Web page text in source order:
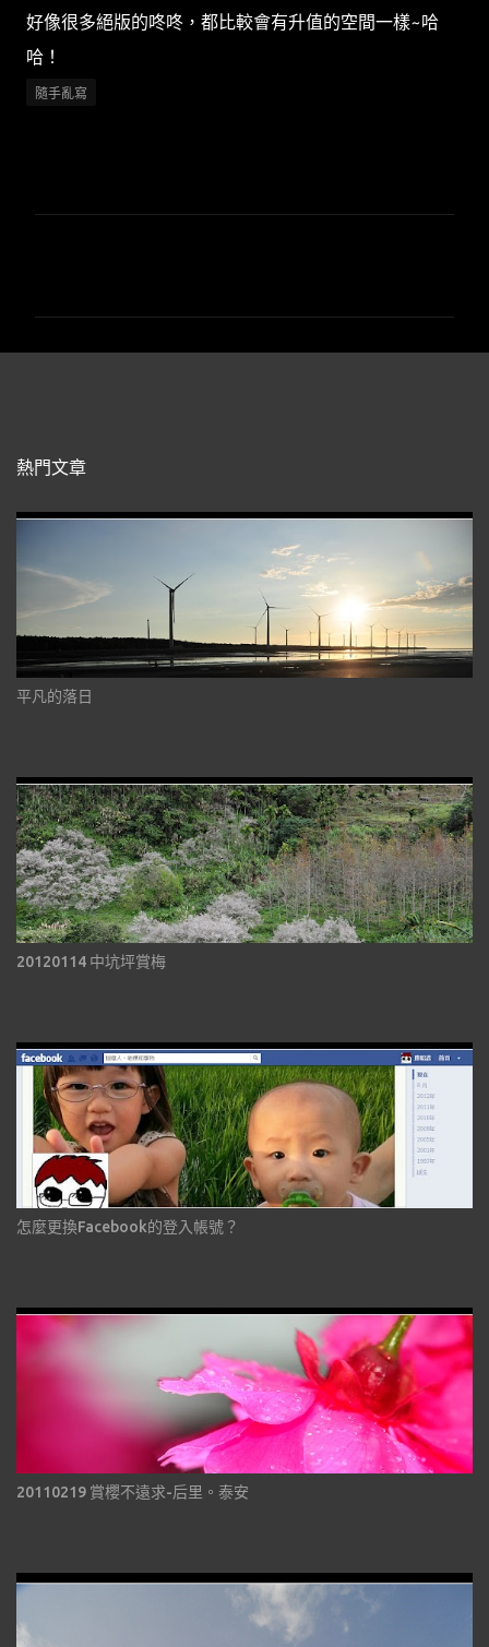
好像很多絕版的咚咚，都比較會有升值的空間一樣~哈
哈！
隨手亂寫
熱門文章
平凡的落日
20120114 中坑坪賞梅
怎麼更換Facebook的登入帳號？
20110219 賞櫻不遠求-后里。泰安